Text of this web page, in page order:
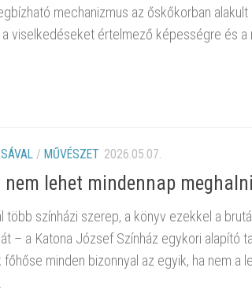
mechanizmus az őskőkorban alakult
viselkedéseket értelmező képességre és a
/ MŰVÉSZET 2026.05.07.
lehet mindennap meghalni
színházi szerep, a könyv ezekkel a
– a Katona József Színház egykori alapító
minden bizonnyal az egyik, ha nem a